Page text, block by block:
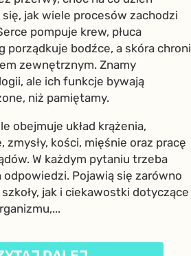
jak wiele procesów zachodzi
pompuje krew, płuca
porządkuje bodźce, a skóra chroni
zewnętrznym. Znamy
ale ich funkcje bywają
niż pamiętamy.
obejmuje układ krążenia,
kości, mięśnie oraz pracę
W każdym pytaniu trzeba
Pojawią się zarówno
jak i ciekawostki dotyczące